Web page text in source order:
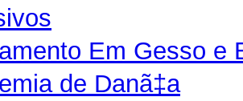
Em Gesso e
de Danã‡a